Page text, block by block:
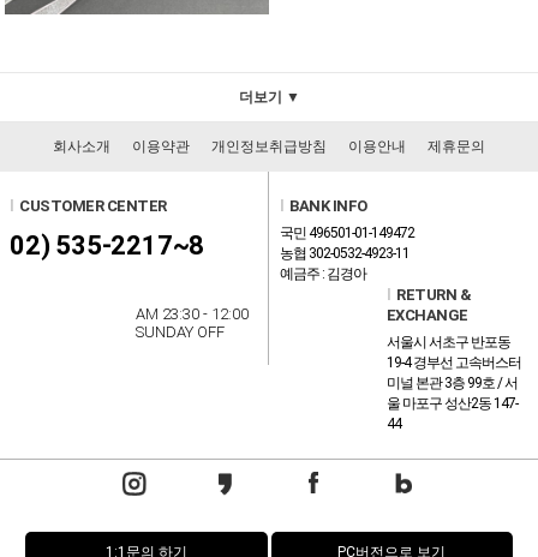
더보기 ▼
회사소개 이용약관 개인정보취급방침 이용안내 제휴문의
CUSTOMER CENTER
02) 535-2217~8
AM 23:30 - 12:00
SUNDAY OFF
BANK INFO
국민 496501-01-149472
농협 302-0532-4923-11
예금주 : 김경아
RETURN &
EXCHANGE
서울시 서초구 반포동
19-4 경부선 고속버스터
미널 본관 3층 99호 / 서
울 마포구 성산2동 147-
44
1:1문의 하기 PC버전으로 보기